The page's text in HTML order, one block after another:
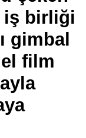
iş birliği
gimbal
film